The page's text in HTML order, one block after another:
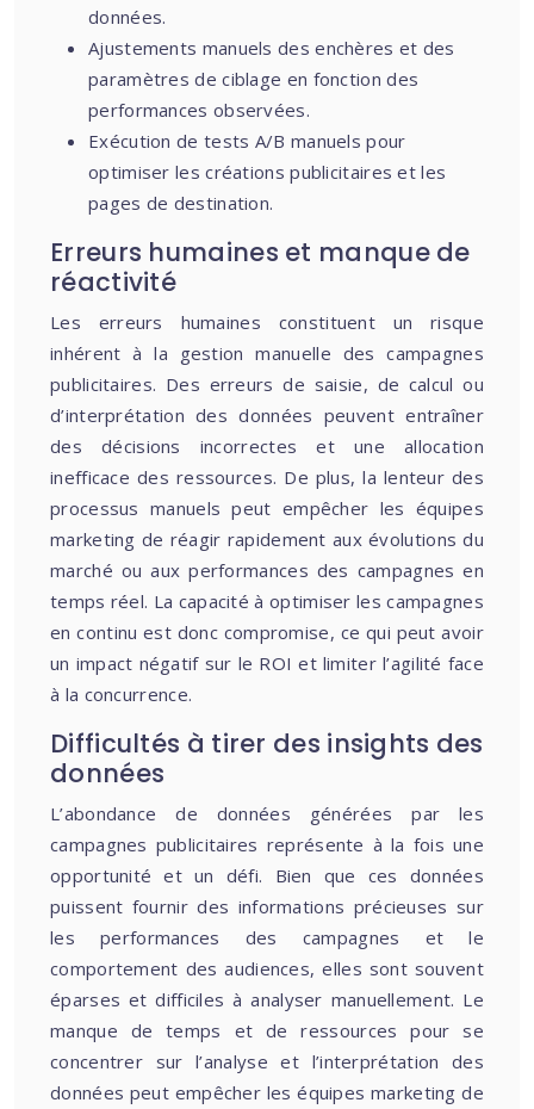
données.
Ajustements manuels des enchères et des
paramètres de ciblage en fonction des
performances observées.
Exécution de tests A/B manuels pour
optimiser les créations publicitaires et les
pages de destination.
Erreurs humaines et manque de
réactivité
Les erreurs humaines constituent un risque
inhérent à la gestion manuelle des campagnes
publicitaires. Des erreurs de saisie, de calcul ou
d’interprétation des données peuvent entraîner
des décisions incorrectes et une allocation
inefficace des ressources. De plus, la lenteur des
processus manuels peut empêcher les équipes
marketing de réagir rapidement aux évolutions du
marché ou aux performances des campagnes en
temps réel. La capacité à optimiser les campagnes
en continu est donc compromise, ce qui peut avoir
un impact négatif sur le ROI et limiter l’agilité face
à la concurrence.
Difficultés à tirer des insights des
données
L’abondance de données générées par les
campagnes publicitaires représente à la fois une
opportunité et un défi. Bien que ces données
puissent fournir des informations précieuses sur
les performances des campagnes et le
comportement des audiences, elles sont souvent
éparses et difficiles à analyser manuellement. Le
manque de temps et de ressources pour se
concentrer sur l’analyse et l’interprétation des
données peut empêcher les équipes marketing de